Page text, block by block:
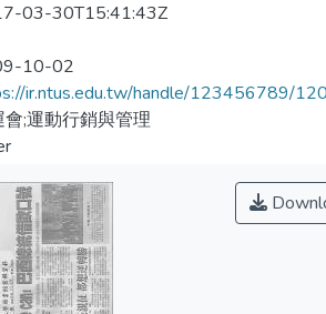
03-30T15:41:43Z
10-02
ir.ntus.edu.tw/handle/123456789/
會;運動行銷與管理